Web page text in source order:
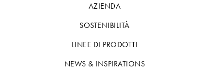
AZIENDA
SOSTENIBILITÀ
LINEE DI PRODOTTI
NEWS & INSPIRATIONS